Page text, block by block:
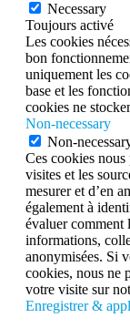
Necessary
Toujours activé
Les cookies
bon
uniquement les
base et les
cookies ne
Non-necessary
Non-
Ces cookies
visites et les
mesurer et d’en
également à
évaluer comment
informations,
anonymisées. Si
cookies, nous ne
votre visite sur
Enregistrer &